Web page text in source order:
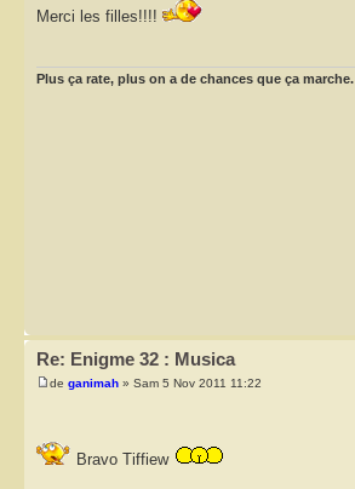
Merci les filles!!!!
Plus ça rate, plus on a de chances que ça marche.
Re: Enigme 32 : Musica
de ganimah » Sam 5 Nov 2011 11:22
Bravo Tiffiew